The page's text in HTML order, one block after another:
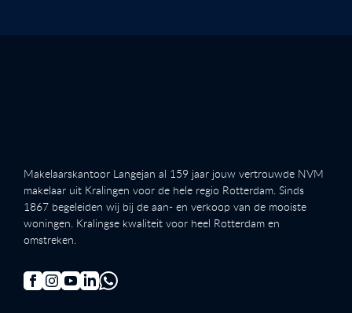
Makelaarskantoor Langejan al 159 jaar jouw vertrouwde NVM
makelaar uit Kralingen voor de hele regio Rotterdam. Sinds
1867 begeleiden wij bij de aan- en verkoop van de mooiste
woningen. Kralingse kwaliteit voor heel Rotterdam en
omstreken.